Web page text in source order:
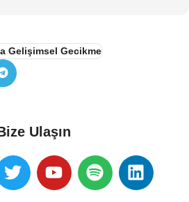
Gelişimsel Gecikme
Ulaşın